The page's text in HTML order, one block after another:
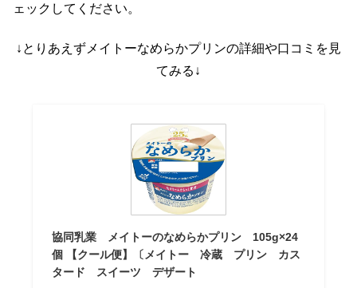
ェックしてください。
↓とりあえずメイトーなめらかプリンの詳細や口コミを見
てみる↓
協同乳業 メイトーのなめらかプリン 105g×24
個 【クール便】〔メイトー 冷蔵 プリン カス
タード スイーツ デザート